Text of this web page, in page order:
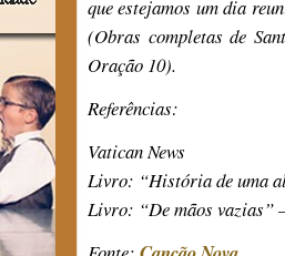
que estejamos um dia
(Obras completas de
Oração 10).
Referências:
Vatican News
Livro: “História de uma
Livro: “De mãos vazias”